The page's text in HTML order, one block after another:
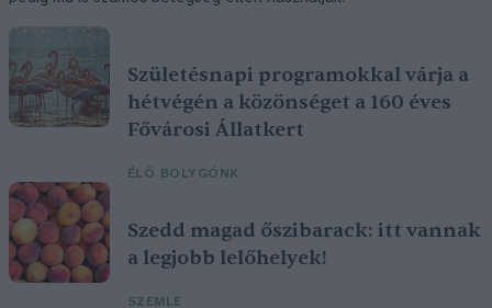
Születésnapi programokkal várja a
hétvégén a közönséget a 160 éves
Fővárosi Állatkert
ÉLŐ BOLYGÓNK
Szedd magad őszibarack: itt vannak
a legjobb lelőhelyek!
SZEMLE